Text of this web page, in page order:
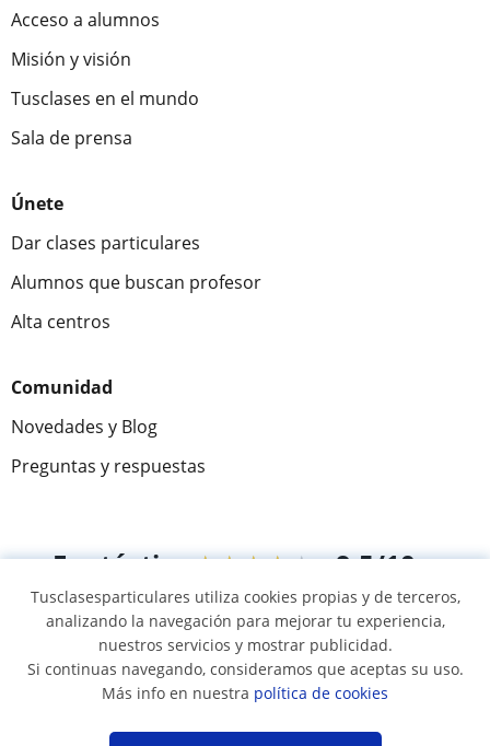
Acceso a alumnos
Misión y visión
Tusclases en el mundo
Sala de prensa
Únete
Dar clases particulares
Alumnos que buscan profesor
Alta centros
Comunidad
Novedades y Blog
Preguntas y respuestas
Fantástica★★★★★ 9,5/10
305915 opiniones de alumnos
© 2007 - 2026 Tus clases particulares
Mapa web:Profesores particulares
Tusclasesparticulares utiliza cookies propias y de terceros,
analizando la navegación para mejorar tu experiencia,
nuestros servicios y mostrar publicidad.
Si continuas navegando, consideramos que aceptas su uso.
Más info en nuestra política de cookies